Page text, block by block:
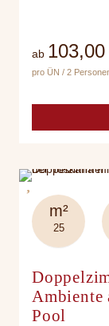
ab
pro ÜN / 2
m²
25
Ambiente
Pool